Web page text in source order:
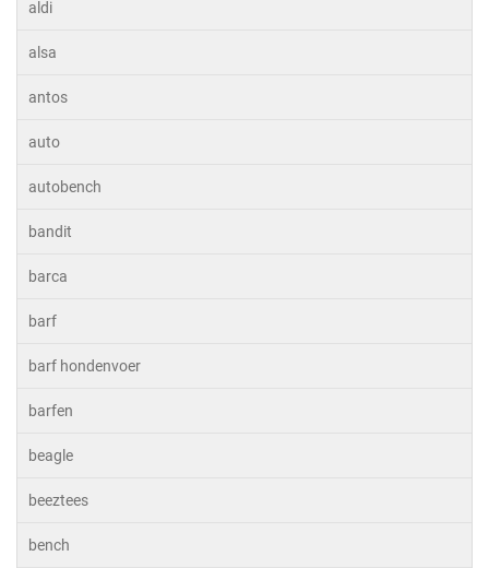
aldi
alsa
antos
auto
autobench
bandit
barca
barf
barf hondenvoer
barfen
beagle
beeztees
bench